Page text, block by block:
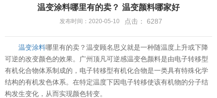
温变涂料哪里有的卖？ 温变颜料哪家好
发布时间：2020-05-10 点击： 6287
温变涂料哪里有的卖？温变顾名思义就是一种随温度上升或下降
可逆的改变颜色的效果。广州顶凡可逆感温变色颜料是由电子转移型
有机化合物体系制成的，电子转移型有机化合物是一类具有特殊化学
结构的有机发色体系。在特定温度下因电子转移使该有机物的分子结
构发生变化，从而实现颜色转变。